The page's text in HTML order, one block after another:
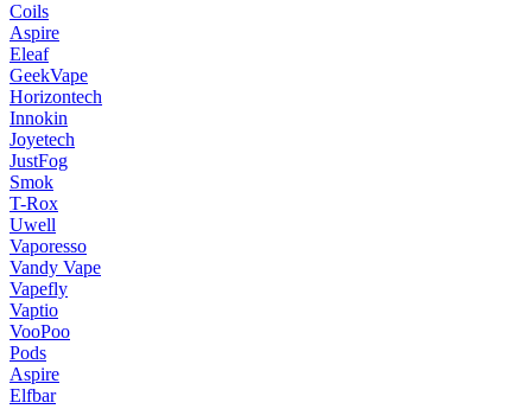
Coils
Aspire
Eleaf
GeekVape
Horizontech
Innokin
Joyetech
JustFog
Smok
T-Rox
Uwell
Vaporesso
Vandy Vape
Vapefly
Vaptio
VooPoo
Pods
Aspire
Elfbar